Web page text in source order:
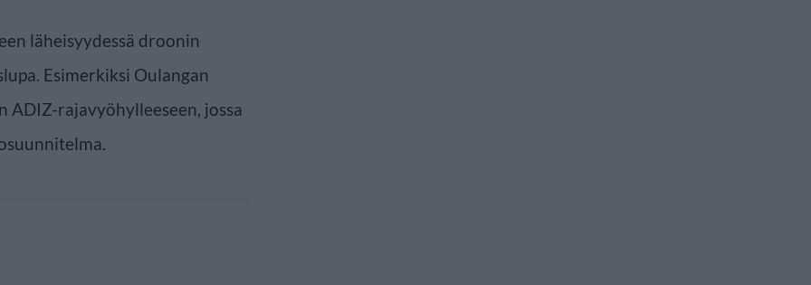
läheisyydessä droonin
Esimerkiksi Oulangan
ADIZ-rajavyöhylleeseen, jossa